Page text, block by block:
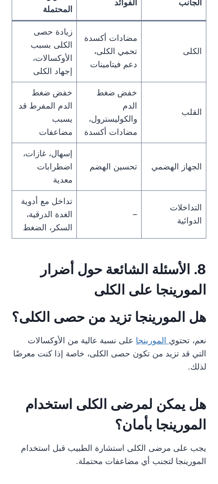
الجانب الفوائد
المحتملة
الكلى
مضادات أكسدة
تحمي الكلى،
دعم فيتامينات
زيادة حصى
الكلى بسبب
الأوكسالات،
إجهاد الكلى
القلب
خفض ضغط
الدم
والكوليسترول،
مضادات أكسدة
خفض ضغط
الدم المفرط قد
يسبب
مضاعفات
الجهاز الهضمي تحسين الهضم
إسهال، غازات،
اضطرابات
معدية
التداخلات
الدوائية
–
تداخل مع أدوية
الغدة الدرقية،
السكر، الضغط
8. الأسئلة الشائعة حول أضرار
المورينجا على الكلى
هل المورينجا تزيد من حصى الكلى؟
نعم، تحتوي المورينجا على نسبة عالية من الأوكسالات
التي قد تزيد من تكون حصى الكلى، خاصة إذا كنت معرضًا
لذلك.
هل يمكن لمرضى الكلى استخدام
المورينجا بأمان؟
يجب على مرضى الكلى استشارة الطبيب قبل استخدام
المورينجا لتجنب أي مضاعفات محتملة.